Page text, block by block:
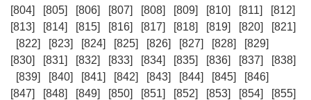
[804]
[805] [806] [807] [808] [809] [810] [811]
[812]
[813]
[814] [815] [816] [817] [818] [819] [820]
[821]
[822]
[823] [824] [825] [826] [827] [828]
[829]
[830]
[831] [832] [833] [834] [835] [836] [837]
[838]
[839]
[840] [841] [842] [843] [844] [845]
[846]
[847]
[848] [849] [850] [851] [852] [853] [854]
[855]